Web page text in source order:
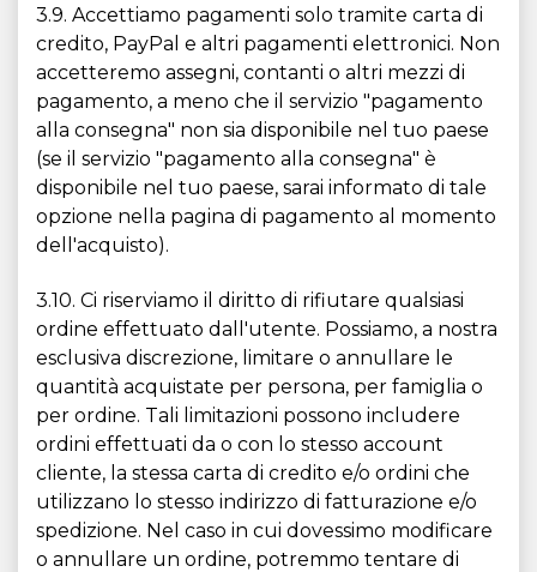
3.9. Accettiamo pagamenti solo tramite carta di
credito, PayPal e altri pagamenti elettronici. Non
accetteremo assegni, contanti o altri mezzi di
pagamento, a meno che il servizio "pagamento
alla consegna" non sia disponibile nel tuo paese
(se il servizio "pagamento alla consegna" è
disponibile nel tuo paese, sarai informato di tale
opzione nella pagina di pagamento al momento
dell'acquisto).
3.10. Ci riserviamo il diritto di rifiutare qualsiasi
ordine effettuato dall'utente. Possiamo, a nostra
esclusiva discrezione, limitare o annullare le
quantità acquistate per persona, per famiglia o
per ordine. Tali limitazioni possono includere
ordini effettuati da o con lo stesso account
cliente, la stessa carta di credito e/o ordini che
utilizzano lo stesso indirizzo di fatturazione e/o
spedizione. Nel caso in cui dovessimo modificare
o annullare un ordine, potremmo tentare di